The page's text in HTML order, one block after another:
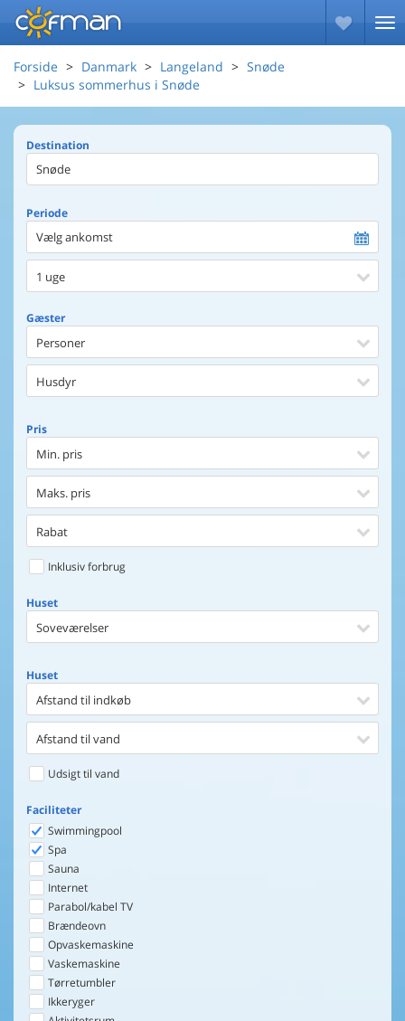
Forside Danmark Langeland
Snøde
Luksus sommerhus i Snøde
Destination
Periode
Vælg ankomst
1 uge
Gæster
Personer
Husdyr
Pris
Min. pris
Maks. pris
Rabat
Inklusiv forbrug
Huset
Soveværelser
Huset
Afstand til indkøb
Afstand til vand
Udsigt til vand
Faciliteter
Swimmingpool
Spa
Sauna
Internet
Parabol/kabel TV
Brændeovn
Opvaskemaskine
Vaskemaskine
Tørretumbler
Ikkeryger